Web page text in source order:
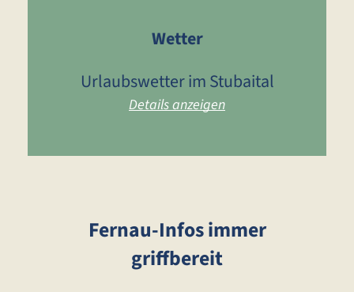
Wetter
Urlaubswetter im Stubaital
Details anzeigen
Fernau-Infos immer
griffbereit